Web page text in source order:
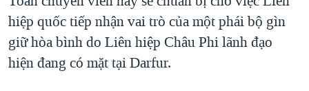
KINH TẾ
KHOA HỌC
SỨC KHOẺ
MỘT NĂM CHIẾN TRANH TẠI DẢI GAZA
GIẢI MÃ VÀNH ĐAI & CON ĐƯỜNG
NGÀY TỊ NẠN THẾ GIỚI
MẠNG XÃ HỘI
hiệp quốc tiếp nhận vai trò của một phái bộ gìn
giữ hòa bình do Liên hiệp Châu Phi lãnh đạo
hiện đang có mặt tại Darfur.